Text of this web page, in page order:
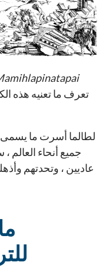
تعرف ما تعنيه هذه
لطالما أسرت ما
جميع أنحاء العالم
عاديين ، وتحدتهم